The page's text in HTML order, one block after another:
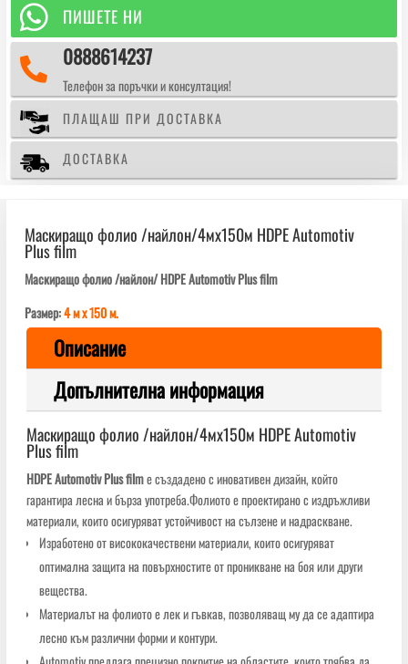
 ПИШЕТЕ НИ
 0888614237
Телефон за поръчки и консултация!
ПЛАЩАШ ПРИ ДОСТАВКА
ДОСТАВКА
Маскиращо фолио /найлон/4мх150м HDPE Automotiv
Plus film
Маскиращо фолио /найлон/ HDPE Automotiv Plus film
Размер:4 м х 150 м.
Описание
Допълнителна информация
Маскиращо фолио /найлон/4мх150м HDPE Automotiv
Plus film
HDPE Automotiv Plus filmе създадено с иновативен дизайн, който
гарантира лесна и бърза употреба.Фолиото е проектирано с издръжливи
материали, които осигуряват устойчивост на сълзене и надраскване.
Изработено от висококачествени материали, които осигуряват
оптимална защита на повърхностите от проникване на боя или други
вещества.
Материалът на фолиото е лек и гъвкав, позволяващ му да се адаптира
лесно към различни форми и контури.